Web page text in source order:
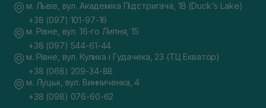
м. Львів, вул. Академіка Підстригача, 1В (Duck's Lake)
+38 (097) 101-97-16
м. Рівне, вул. 16-го Липня, 15
+38 (097) 544-61-44
м. Рівне, вул. Кулика і Гудачека, 23 (ТЦ Екватор)
+38 (068) 209-34-88
м. Луцьк, вул. Винниченка, 4
+38 (098) 076-60-62